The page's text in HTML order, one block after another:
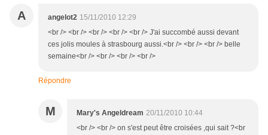
A angelot2 15/11/2010 12:29
<br /> <br /> <br /> <br /> <br /> J'ai succombé aussi devant
ces jolis moules à strasbourg aussi.<br /> <br /> <br /> belle
semaine<br /> <br /> <br /> <br />
Répondre
M Mary's Angeldream 20/11/2010 10:44
<br /> <br /> on s'est peut être croisées ,qui sait ?<br